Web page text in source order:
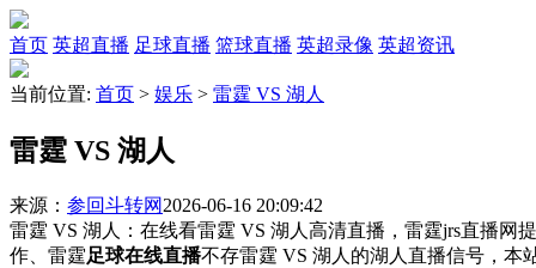
首页 英超直播 足球直播 篮球直播 英超录像 英超资讯
当前位置: 首页 > 娱乐 > 雷霆 VS 湖人
雷霆 VS 湖人
来源： 参回斗转网 2026-06-16 20:09:42
雷霆 VS 湖人：在线看雷霆 VS 湖人高清直播，雷霆jrs直播网
作、雷霆足球在线直播不存雷霆 VS 湖人的湖人直播信号，本